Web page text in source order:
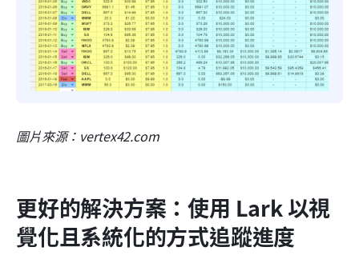
圖片來源：vertex42.com
更好的解決方案：使用 Lark 以視
覺化且系統化的方式追蹤進度